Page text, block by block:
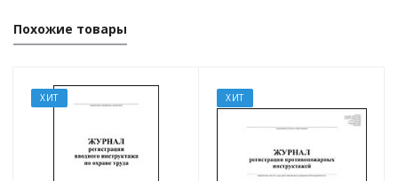
Похожие товары
ХИТ ХИТ